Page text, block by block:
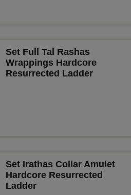
Set Full Tal Rashas
Wrappings Hardcore
Resurrected Ladder
Set Irathas Collar Amulet
Hardcore Resurrected
Ladder